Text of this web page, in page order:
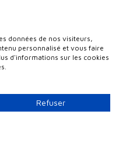
données de nos visiteurs,
personnalisé et vous faire
d'informations sur les cookies
Refuser